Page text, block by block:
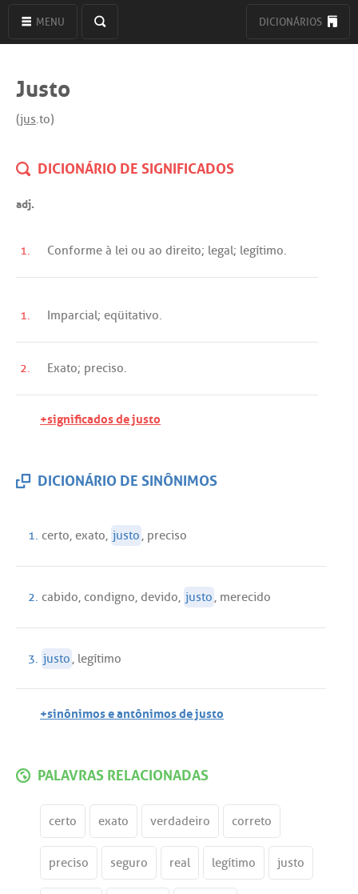
MENU DICIONÁRIOS
Justo
(jus.to)
DICIONÁRIO DE SIGNIFICADOS
adj.
1. Conforme à lei ou ao direito; legal; legítimo.
1. Imparcial; eqüitativo.
2. Exato; preciso.
+significados de justo
DICIONÁRIO DE SINÔNIMOS
1. certo, exato, justo, preciso
2. cabido, condigno, devido, justo, merecido
3. justo , legítimo
+sinônimos e antônimos de justo
PALAVRAS RELACIONADAS
certo exato verdadeiro correto
preciso seguro real legítimo justo